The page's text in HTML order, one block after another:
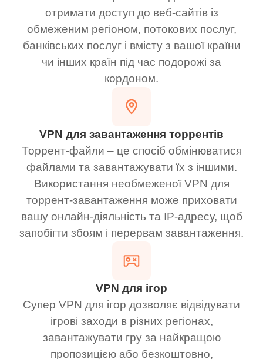
отримати доступ до веб-сайтів із
обмеженим регіоном, потокових послуг,
банківських послуг і вмісту з вашої країни
чи інших країн під час подорожі за
кордоном.
VPN для завантаження торрентів
Торрент-файли – це спосіб обмінюватися
файлами та завантажувати їх з іншими.
Використання необмеженої VPN для
торрент-завантаження може приховати
вашу онлайн-діяльність та IP-адресу, щоб
запобігти збоям і перервам завантаження.
VPN для ігор
Супер VPN для ігор дозволяє відвідувати
ігрові заходи в різних регіонах,
завантажувати гру за найкращою
пропозицією або безкоштовно,